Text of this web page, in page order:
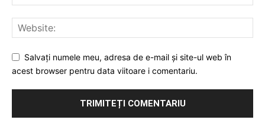
Salvați numele meu, adresa de e-mail și site-ul web în
acest browser pentru data viitoare i comentariu.